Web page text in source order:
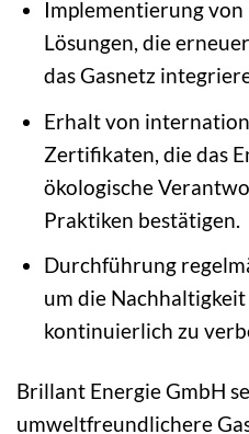
Implementierung
Lösungen, die
das Gasnetz
Erhalt von
Zertifikaten, die das
ökologische
Praktiken bestätigen.
Durchführung
um die
kontinuierlich zu
Brillant Energie GmbH
umweltfreundlichere